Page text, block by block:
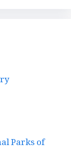
Parks of